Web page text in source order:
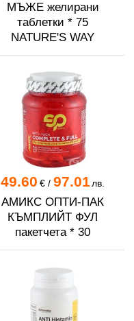
МЪЖЕ желирани
таблетки * 75
NATURE'S WAY
49.60 €/ 97.01лв.
АМИКС ОПТИ-ПАК
КЪМПЛИЙТ ФУЛ
пакетчета * 30